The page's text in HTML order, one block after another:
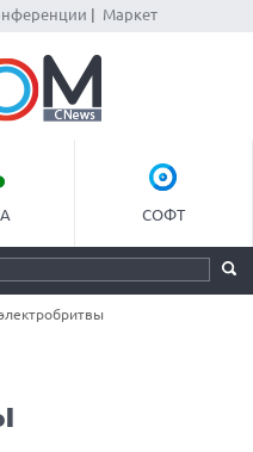
Маркет
СОФТ